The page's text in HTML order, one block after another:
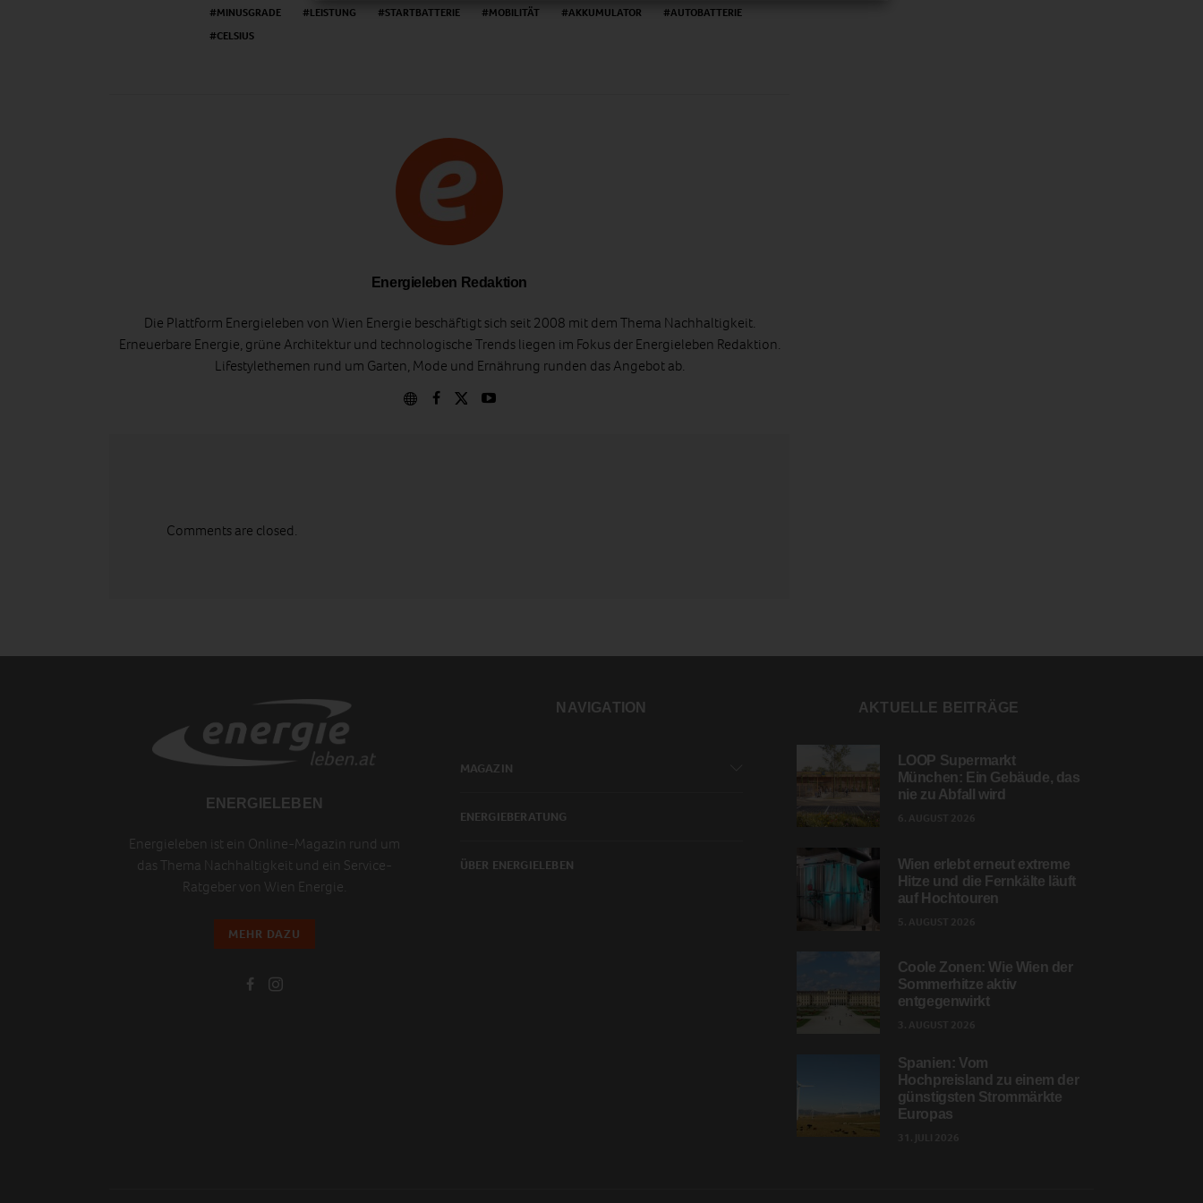
MINUSGRADE
LEISTUNG STARTBATTERIE MOBILITÄT AKKUMULATOR
AUTOBATTERIE
CELSIUS
Energieleben Redaktion
Die Plattform Energieleben von Wien Energie beschäftigt sich seit 2008 mit dem Thema Nachhaltigkeit.
Erneuerbare Energie, grüne Architektur und technologische Trends liegen im Fokus der Energieleben Redaktion.
Lifestylethemen rund um Garten, Mode und Ernährung runden das Angebot ab.
Comments are closed.
ENERGIELEBEN
Energieleben ist ein Online-Magazin rund um
das Thema Nachhaltigkeit und ein Service-
Ratgeber von Wien Energie.
MEHR DAZU
NAVIGATION
MAGAZIN
ENERGIEBERATUNG
ÜBER ENERGIELEBEN
AKTUELLE BEITRÄGE
LOOP Supermarkt
München: Ein Gebäude, das
nie zu Abfall wird
Wien erlebt erneut extreme
Hitze und die Fernkälte läuft
auf Hochtouren
Coole Zonen: Wie Wien der
Sommerhitze aktiv
entgegenwirkt
Spanien: Vom
Hochpreisland zu einem der
günstigsten Strommärkte
Europas